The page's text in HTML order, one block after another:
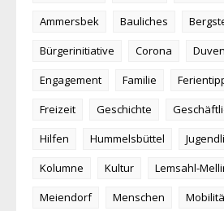
Ammersbek
Bauliches
Bürgerinitiative
Corona
Engagement
Familie
Freizeit
Geschichte
Hilfen
Hummelsbüttel
Kolumne
Kultur
Lemsahl-
Meiendorf
Menschen